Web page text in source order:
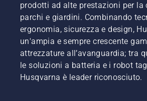
prodotti ad alte prestazioni per la
parchi e giardini. Combinando
ergonomia, sicurezza e design,
un'ampia e sempre crescente
attrezzature all’avanguardia; tra
le soluzioni a batteria e i robot
Husqvarna è leader riconosciuto.